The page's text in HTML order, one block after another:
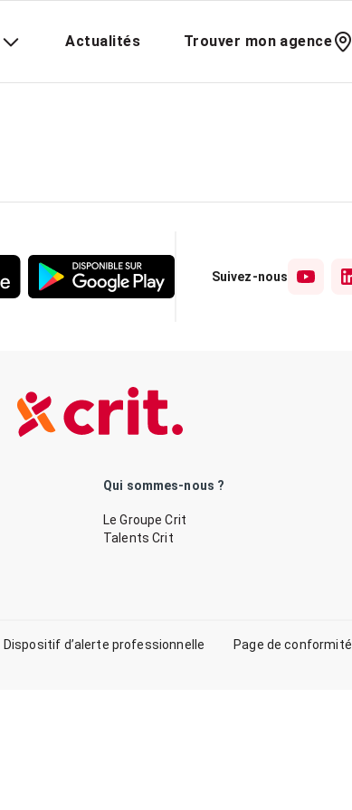
Actualités Trouver mon agence
Suivez-nous
Qui sommes-nous ?
Le Groupe Crit
Talents Crit
Dispositif d’alerte professionnelle Page de conformité